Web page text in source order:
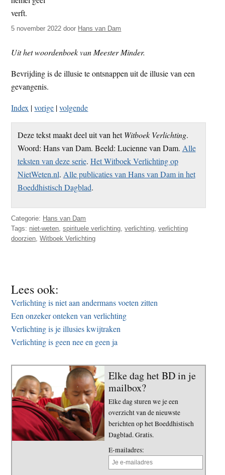
t
e
e
s
t
5 november 2022 door Hans van Dam
Uit het woordenboek van Meester Minder.
Bevrijding is de illusie te ontsnappen uit de illusie van een
gevangenis.
Index |vorige |volgende
Deze tekst maakt deel uit van hetWitboek Verlichting.
Woord: Hans van Dam. Beeld: Lucienne van Dam. Alle
teksten van deze serie. Het Witboek Verlichting op
NietWeten.nl. Alle publicaties van Hans van Dam in het
Boeddhistisch Dagblad.
Categorie: Hans van Dam
Tags: niet-weten,spirituele verlichting,verlichting,verlichting
doorzien,Witboek Verlichting
Lees ook:
Verlichting is niet aan andermans voeten zitten
Een onzeker onteken van verlichting
Verlichting is je illusies kwijtraken
Verlichting is geen nee en geen ja
Elke dag het BD in je
mailbox?
Elke dag sturen we je een
overzicht van de nieuwste
berichten op het Boeddhistisch
Dagblad. Gratis.
E-mailadres: